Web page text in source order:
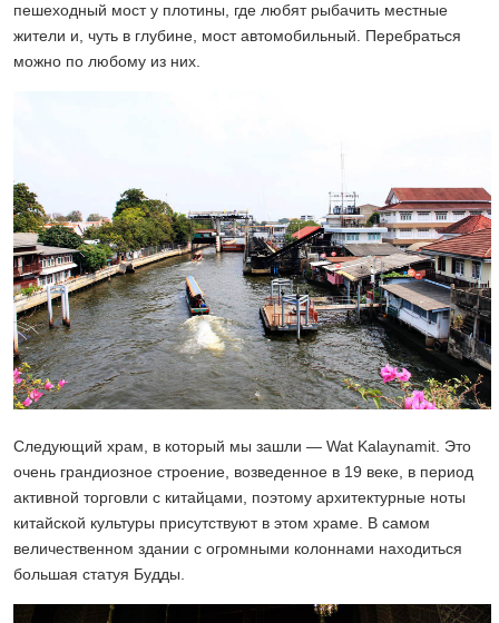
пешеходный мост у плотины, где любят рыбачить местные
жители и, чуть в глубине, мост автомобильный. Перебраться
можно по любому из них.
Следующий храм, в который мы зашли — Wat Kalaynamit. Это
очень грандиозное строение, возведенное в 19 веке, в период
активной торговли с китайцами, поэтому архитектурные ноты
китайской культуры присутствуют в этом храме. В самом
величественном здании с огромными колоннами находиться
большая статуя Будды.